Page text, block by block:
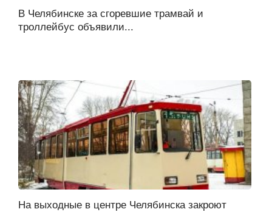
В Челябинске за сгоревшие трамвай и
троллейбус объявили...
На выходные в центре Челябинска закроют